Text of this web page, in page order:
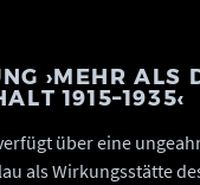
›MEHR
1915–1935‹
über eine
als Wirkungsstätte